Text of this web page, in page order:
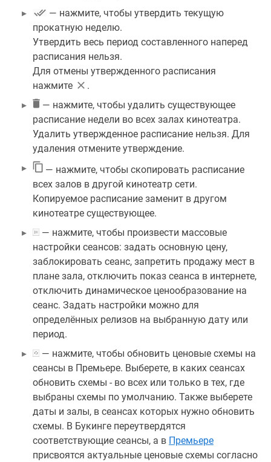
— нажмите, чтобы утвердить текущую
прокатную неделю.
Утвердить весь период составленного наперед
расписания нельзя.
Для отмены утвержденного расписания
нажмите
.
— нажмите, чтобы удалить существующее
расписание недели во всех залах кинотеатра.
Удалить утвержденное расписание нельзя. Для
удаления отмените утверждение.
— нажмите, чтобы скопировать расписание
всех залов в другой кинотеатр сети.
Копируемое расписание заменит в другом
кинотеатре существующее.
— нажмите, чтобы произвести массовые
настройки сеансов: задать основную цену,
заблокировать сеанс, запретить продажу мест в
плане зала, отключить показ сеанса в интернете,
отключить динамическое ценообразование на
сеанс. Задать настройки можно для
определённых релизов на выбранную дату или
период.
— нажмите, чтобы обновить ценовые схемы на
сеансы в Премьере. Выберете, в каких сеансах
обновить схемы - во всех или только в тех, где
выбраны схемы по умолчанию. Также выберете
даты и залы, в сеансах которых нужно обновить
схемы. В Букинге переутвердятся
соответствующие сеансы, а в Премьере
присвоятся актуальные ценовые схемы согласно